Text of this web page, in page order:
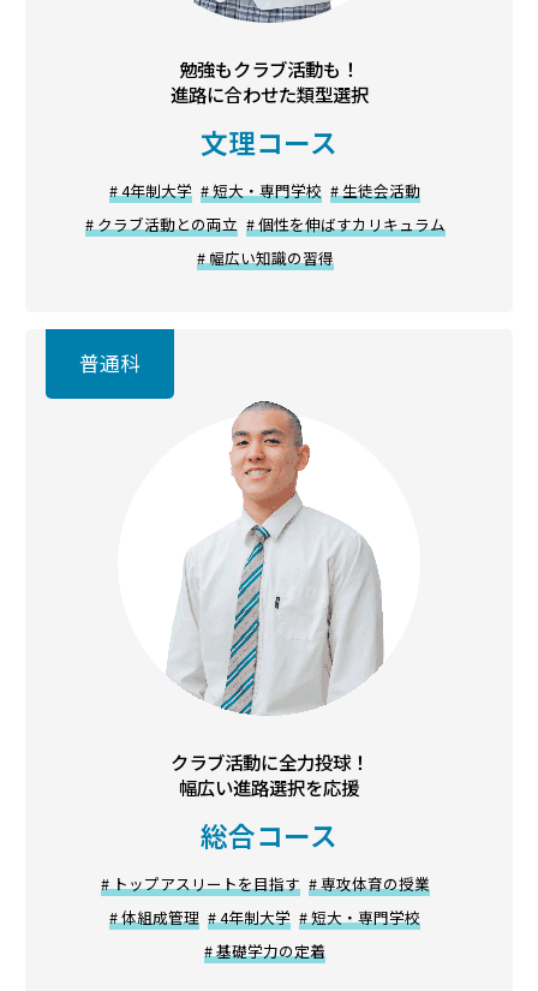
勉強もクラブ活動も！
進路に合わせた類型選択
文理コース
# 4年制大学 # 短大・専門学校 # 生徒会活動
# クラブ活動との両立 # 個性を伸ばすカリキュラム
# 幅広い知識の習得
クラブ活動に全力投球！
幅広い進路選択を応援
総合コース
# トップアスリートを目指す # 専攻体育の授業
# 体組成管理 # 4年制大学 # 短大・専門学校
# 基礎学力の定着